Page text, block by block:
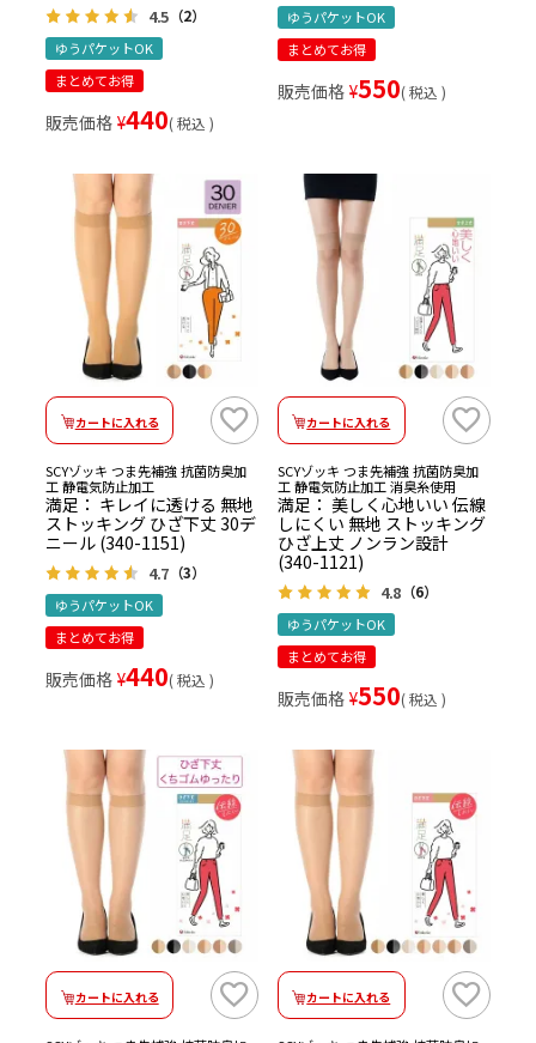
4.5 （2）
ゆうパケットOK
まとめてお得
販売価格 ¥440 税込
ゆうパケットOK
まとめてお得
販売価格 ¥550 税込
カートに入れる
SCYゾッキ つま先補強 抗菌防臭加
工 静電気防止加工
満足： キレイに透ける 無地
ストッキング ひざ下丈 30デ
ニール (340-1151)
4.7 （3）
ゆうパケットOK
まとめてお得
販売価格 ¥440 税込
カートに入れる
SCYゾッキ つま先補強 抗菌防臭加
工 静電気防止加工 消臭糸使用
満足： 美しく心地いい 伝線
しにくい 無地 ストッキング
ひざ上丈 ノンラン設計
(340-1121)
4.8 （6）
ゆうパケットOK
まとめてお得
販売価格 ¥550 税込
カートに入れる カートに入れる